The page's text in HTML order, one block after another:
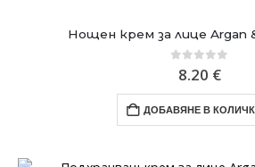
Нощен крем за лице Argan
out of 5
8.20 €
ДОБАВЯНЕ В